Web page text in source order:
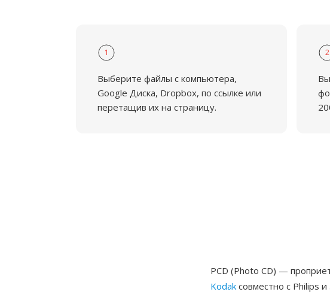
1
Выберите файлы с компьютера,
Google Диска, Dropbox, по ссылке или
перетащив их на страницу.
2
PCD (Photo CD) —
Kodak совместно с Philips